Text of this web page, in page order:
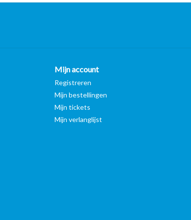
technische aanpassingen aan de bakwand uitgevoerd.
Omdat het merendeel van de gebruikte bakwanden bij
vertoont. Worden alle bakwanden bij
Mijn account
Registreren
Mijn bestellingen
Mijn tickets
Mijn verlanglijst